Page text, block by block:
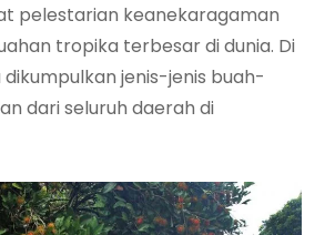
pelestarian keanekaragaman
tropika terbesar di dunia. Di
jenis-jenis buah-
dari seluruh daerah di